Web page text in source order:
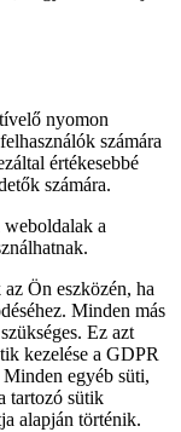
nyomon
számára
értékesebbé
számára.
a
Ön eszközén, ha
Minden más
Ez azt
kezelése a GDPR
egyéb süti,
tartozó sütik
alapján történik.